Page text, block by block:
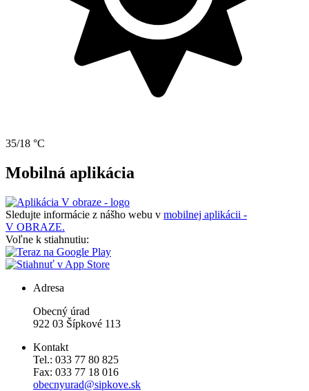
35/18 °C
Mobilná aplikácia
Sledujte informácie z nášho webu v mobilnej aplikácii -
V OBRAZE.
Voľne k stiahnutiu:
Adresa
Obecný úrad
922 03 Šípkové 113
Kontakt
Tel.: 033 77 80 825
Fax: 033 77 18 016
obecnyurad@sipkove.sk